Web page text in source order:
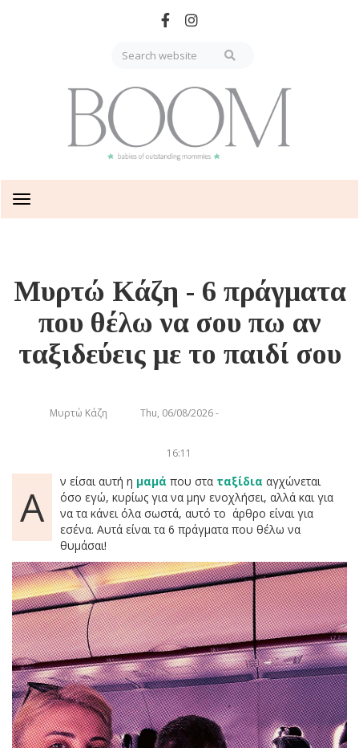
Toggle
navigation
Μυρτώ Κάζη - 6 πράγματα
που θέλω να σου πω αν
ταξιδεύεις με το παιδί σου
Μυρτώ Κάζη Thu, 06/08/2026 -
16:11
Α ν είσαι αυτή η μαμά που στα ταξίδια αγχώνεται
όσο εγώ, κυρίως για να μην ενοχλήσει, αλλά και για
να τα κάνει όλα σωστά, αυτό το άρθρο είναι για
εσένα. Αυτά είναι τα 6 πράγματα που θέλω να
θυμάσαι!